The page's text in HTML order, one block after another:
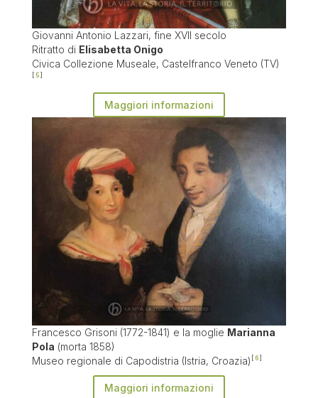
Giovanni Antonio Lazzari, fine XVII secolo
Ritratto di Elisabetta Onigo
Civica Collezione Museale, Castelfranco Veneto (TV)
5
Maggiori informazioni
Francesco Grisoni (1772-1841) e la moglie Marianna
Pola (morta 1858)
Museo regionale di Capodistria (Istria, Croazia)
6
Maggiori informazioni